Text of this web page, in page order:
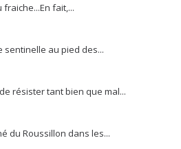
fait,...
sentinelle au pied des...
résister tant bien que mal...
du Roussillon dans les...